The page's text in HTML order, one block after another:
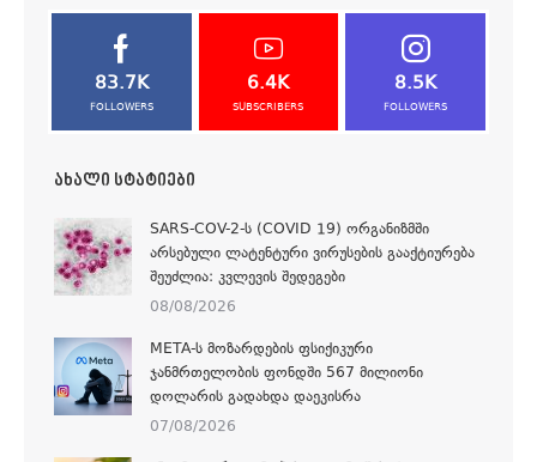
83.7K
FOLLOWERS
6.4K
SUBSCRIBERS
8.5K
FOLLOWERS
ᲐᲮᲐᲚᲘ ᲡᲢᲐᲢᲘᲔᲑᲘ
SARS-COV-2-Ს (COVID 19) ᲝᲠᲒᲐᲜᲘᲖᲛᲨᲘ
ᲐᲠᲡᲔᲑᲣᲚᲘ ᲚᲐᲢᲔᲜᲢᲣᲠᲘ ᲕᲘᲠᲣᲡᲔᲑᲘᲡ ᲒᲐᲐᲥᲢᲘᲣᲠᲔᲑᲐ
ᲨᲔᲣᲫᲚᲘᲐ: ᲙᲕᲚᲔᲕᲘᲡ ᲨᲔᲓᲔᲒᲔᲑᲘ
08/08/2026
META-Ს ᲛᲝᲖᲐᲠᲓᲔᲑᲘᲡ ᲤᲡᲘᲥᲘᲙᲣᲠᲘ
ᲯᲐᲜᲛᲠᲗᲔᲚᲝᲑᲘᲡ ᲤᲝᲜᲓᲨᲘ 567 ᲛᲘᲚᲘᲝᲜᲘ
ᲓᲝᲚᲐᲠᲘᲡ ᲒᲐᲓᲐᲮᲓᲐ ᲓᲐᲔᲙᲘᲡᲠᲐ
07/08/2026